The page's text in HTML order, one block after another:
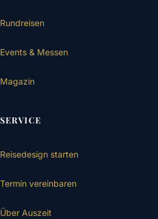
Rundreisen
Events & Messen
Magazin
SERVICE
Reisedesign starten
Termin vereinbaren
Über Auszeit